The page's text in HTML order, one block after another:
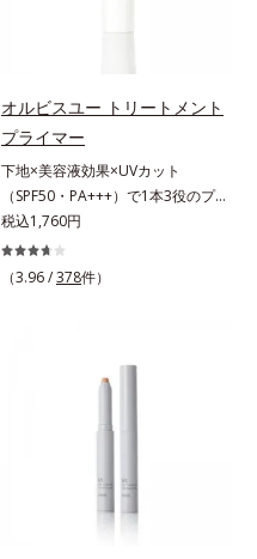
オルビスユー トリートメント
プライマー
下地×美容液効果×UVカット
（SPF50・PA+++）で1本3役のプラ
イマー。凹凸をつるんとなめらかに
(*1)整え、化粧ノリUPの高機能化粧
下地。“塗るたび高まる、素肌の美
る高機能化粧下地毛穴や小ジワの凹
ンケア発想の化粧下地です。保湿成
クリームのようにぴたっと密着。乾
燥による小ジワを目立たなく(*1)
税込1,760円
（3.96 /378件）